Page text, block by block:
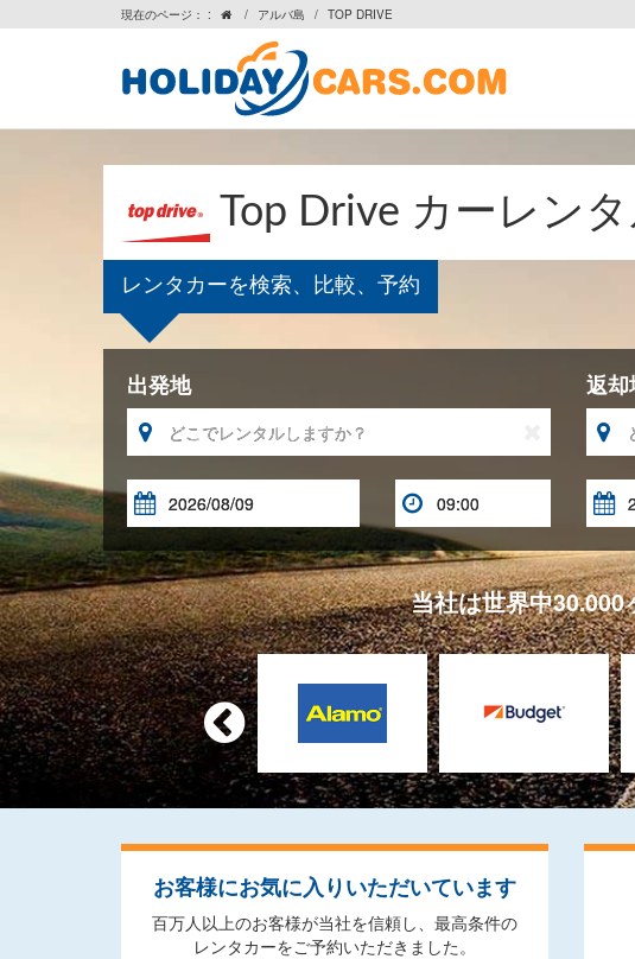
現在のページ： :  / アルバ島 / TOP DRIVE
Top Drive カーレン
レンタカーを検索、比較、予約
出発地

 
返却


当社は世界中

お客様にお気に入りいただいています
百万人以上のお客様が当社を信頼し、最高条件の
レンタカーをご予約いただきました。